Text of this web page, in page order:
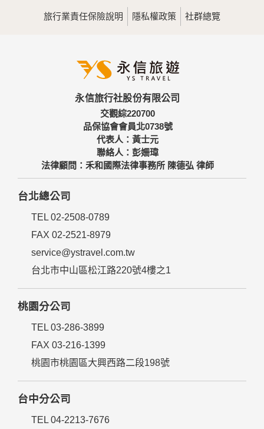
旅行業責任保險說明 隱私權政策 社群總覽
永信旅行社股份有限公司
交觀綜220700
品保協會會員北0738號
代表人：黃士元
聯絡人：彭姍瑋
法律顧問：禾和國際法律事務所 陳德弘 律師
台北總公司
TEL 02-2508-0789
FAX 02-2521-8979
service@ystravel.com.tw
台北市中山區松江路220號4樓之1
桃園分公司
TEL 03-286-3899
FAX 03-216-1399
桃園市桃園區大興西路二段198號
台中分公司
TEL 04-2213-7676